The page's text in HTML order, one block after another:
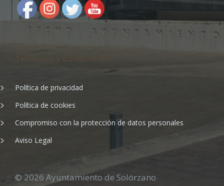
Política de privacidad
Política de cookies
Compromiso con la protección de datos personales
Aviso Legal
© 2026 Ayuntamiento de Solórzano